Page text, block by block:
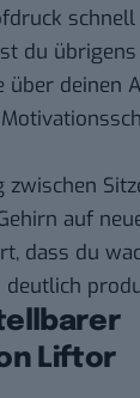
du
über deinen
auf
dass du
Liftor